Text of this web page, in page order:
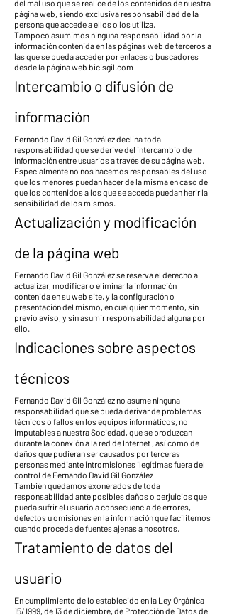
del mal uso que se realice de los contenidos de nuestra
página web, siendo exclusiva responsabilidad de la
persona que accede a ellos o los utiliza.
Tampoco asumimos ninguna responsabilidad por la
información contenida en las páginas web de terceros a
las que se pueda acceder por enlaces o buscadores
desde la página web bicisgil.com
Intercambio o difusión de
información
Fernando David Gil González declina toda
responsabilidad que se derive del intercambio de
información entre usuarios a través de su página web.
Especialmente no nos hacemos responsables del uso
que los menores puedan hacer de la misma en caso de
que los contenidos a los que se acceda puedan herir la
sensibilidad de los mismos.
Actualización y modificación
de la página web
Fernando David Gil González se reserva el derecho a
actualizar, modificar o eliminar la información
contenida en su web site, y la configuración o
presentación del mismo, en cualquier momento, sin
previo aviso, y sin asumir responsabilidad alguna por
ello.
Indicaciones sobre aspectos
técnicos
Fernando David Gil González no asume ninguna
responsabilidad que se pueda derivar de problemas
técnicos o fallos en los equipos informáticos, no
imputables a nuestra Sociedad, que se produzcan
durante la conexión a la red de Internet , así como de
daños que pudieran ser causados por terceras
personas mediante intromisiones ilegítimas fuera del
control de Fernando David Gil González
También quedamos exonerados de toda
responsabilidad ante posibles daños o perjuicios que
pueda sufrir el usuario a consecuencia de errores,
defectos u omisiones en la información que facilitemos
cuando proceda de fuentes ajenas a nosotros.
Tratamiento de datos del
usuario
En cumplimiento de lo establecido en la Ley Orgánica
15/1999, de 13 de diciembre, de Protección de Datos de